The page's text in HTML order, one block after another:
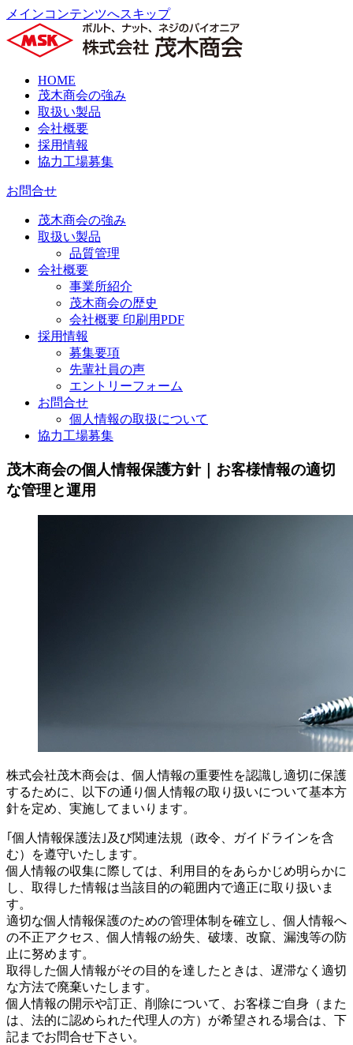
メインコンテンツへスキップ
HOME
茂木商会の強み
取扱い製品
会社概要
採用情報
協力工場募集
お問合せ
茂木商会の強み
取扱い製品
品質管理
会社概要
事業所紹介
茂木商会の歴史
会社概要 印刷用PDF
採用情報
募集要項
先輩社員の声
エントリーフォーム
お問合せ
個人情報の取扱について
協力工場募集
茂木商会の個人情報保護方針｜お客様情報の適切
な管理と運用
株式会社茂木商会は、個人情報の重要性を認識し適切に保護
するために、以下の通り個人情報の取り扱いについて基本方
針を定め、実施してまいります。
｢個人情報保護法｣及び関連法規（政令、ガイドラインを含
む）を遵守いたします。
個人情報の収集に際しては、利用目的をあらかじめ明らかに
し、取得した情報は当該目的の範囲内で適正に取り扱いま
す。
適切な個人情報保護のための管理体制を確立し、個人情報へ
の不正アクセス、個人情報の紛失、破壊、改竄、漏洩等の防
止に努めます。
取得した個人情報がその目的を達したときは、遅滞なく適切
な方法で廃棄いたします。
個人情報の開示や訂正、削除について、お客様ご自身（また
は、法的に認められた代理人の方）が希望される場合は、下
記までお問合せ下さい。